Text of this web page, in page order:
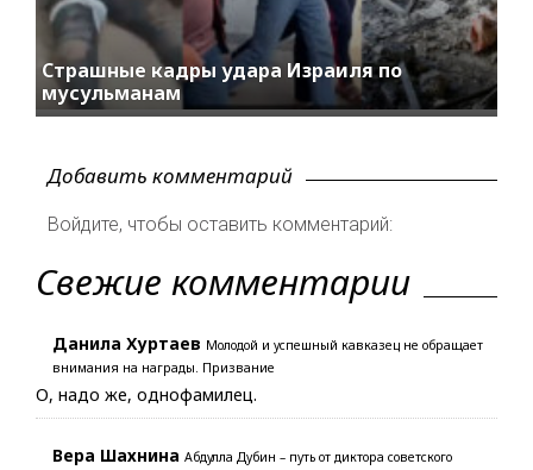
Страшные кадры удара Израиля по
мусульманам
Добавить комментарий
Войдите, чтобы оставить комментарий:
Свежие комментарии
Данила Хуртаев Молодой и успешный кавказец не обращает
внимания на награды. Призвание
О, надо же, однофамилец.
Вера Шахнина Абдулла Дубин – путь от диктора советского